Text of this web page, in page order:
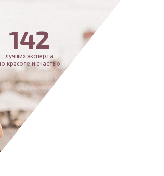
142
лучших эксперта
красоте и счастью